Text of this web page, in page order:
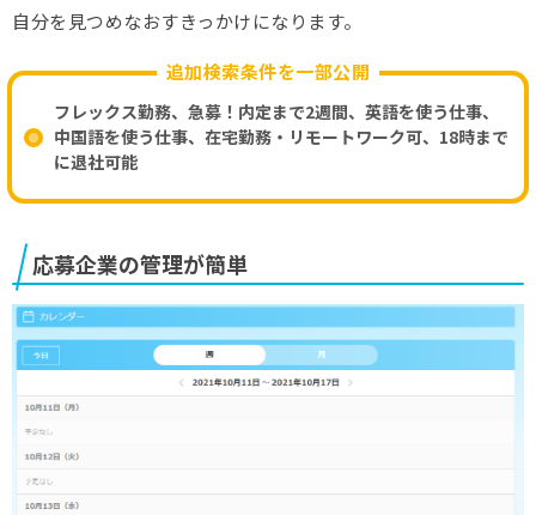
自分を見つめなおすきっかけになります。
追加検索条件を一部公開
フレックス勤務、急募！内定まで2週間、英語を使う仕事、
中国語を使う仕事、在宅勤務・リモートワーク可、18時まで
に退社可能
応募企業の管理が簡単